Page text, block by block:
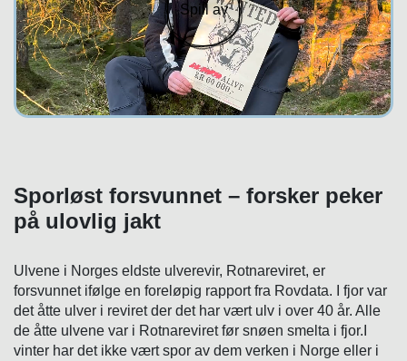
Spill av
Sporløst forsvunnet – forsker peker
på ulovlig jakt
Ulvene i Norges eldste ulverevir, Rotnareviret, er
forsvunnet ifølge en foreløpig rapport fra Rovdata. I fjor var
det åtte ulver i reviret der det har vært ulv i over 40 år. Alle
de åtte ulvene var i Rotnareviret før snøen smelta i fjor.I
vinter har det ikke vært spor av dem verken i Norge eller i